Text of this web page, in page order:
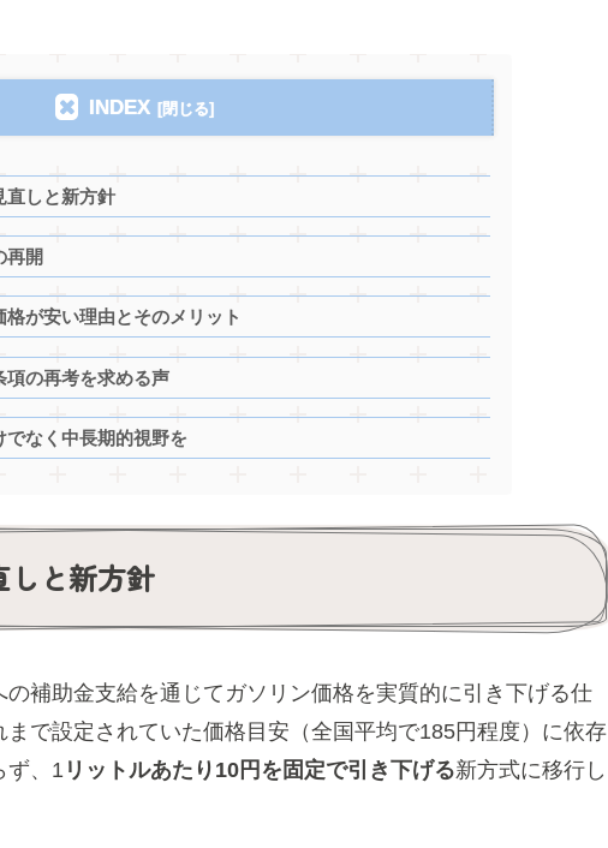
INDEX
直しと新方針
再開
が安い理由とそのメリット
の再考を求める声
でなく中長期的視野を
しと新方針
補助金支給を通じてガソリン価格を実質的に引き下げる仕
で設定されていた価格目安（全国平均で185円程度）に依存
ず、1 リットルあたり10円を固定で引き下げる新方式に移行し